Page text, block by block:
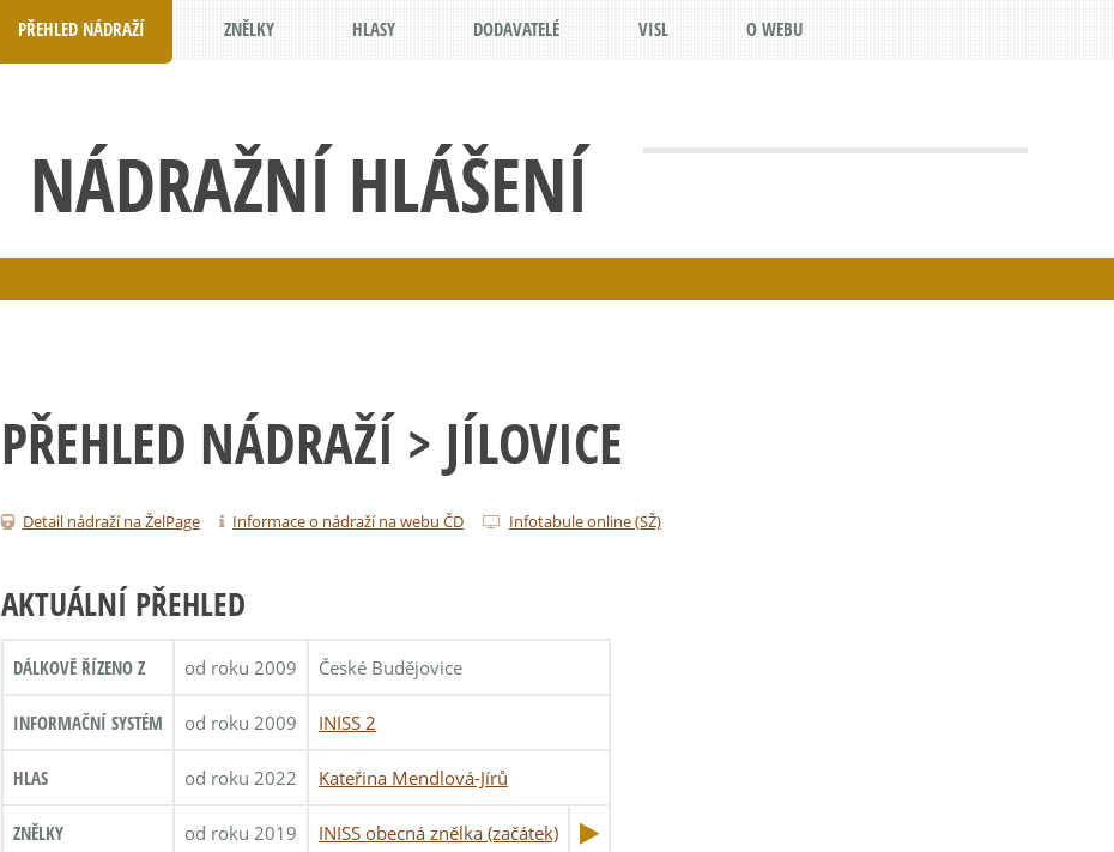
NÁDRAŽNÍ HLÁŠENÍ
PŘEHLED NÁDRAŽÍ ZNĚLKY HLASY DODAVATELÉ VISL O WEBU
PŘEHLED NÁDRAŽÍ > JÍLOVICE
Detail nádraží na ŽelPage Informace o nádraží na webu ČD Infotabule online (SŽ)
AKTUÁLNÍ PŘEHLED
DÁLKOVĚ ŘÍZENO Z od roku 2009 České Budějovice
INFORMAČNÍ SYSTÉM od roku 2009 INISS 2
HLAS od roku 2022 Kateřina Mendlová-Jírů
ZNĚLKY od roku 2019 INISS obecná znělka (začátek)